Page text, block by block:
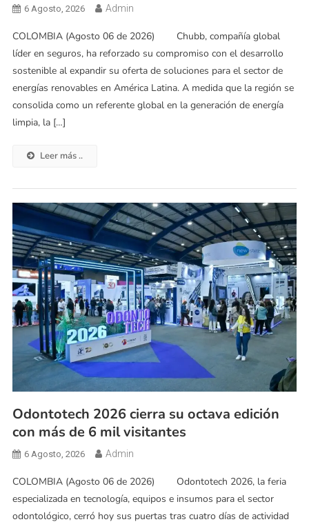
6 Agosto, 2026 Admin
COLOMBIA (Agosto 06 de 2026) Chubb, compañía global
líder en seguros, ha reforzado su compromiso con el desarrollo
sostenible al expandir su oferta de soluciones para el sector de
energías renovables en América Latina. A medida que la región se
consolida como un referente global en la generación de energía
limpia, la […]
Leer más ..
Odontotech 2026 cierra su octava edición
con más de 6 mil visitantes
6 Agosto, 2026 Admin
COLOMBIA (Agosto 06 de 2026) Odontotech 2026, la feria
especializada en tecnología, equipos e insumos para el sector
odontológico, cerró hoy sus puertas tras cuatro días de actividad